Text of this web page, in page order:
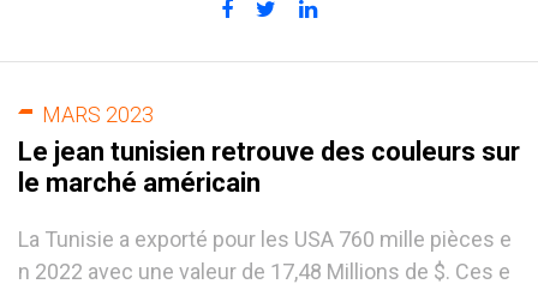
MARS 2023
Le jean tunisien retrouve des couleurs sur
le marché américain
La Tunisie a exporté pour les USA 760 mille pièces e
n 2022 avec une valeur de 17,48 Millions de $. Ces e